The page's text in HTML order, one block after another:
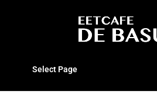
Select Page